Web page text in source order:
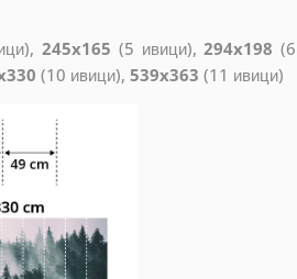
245x165 (5 ивици),294x198 (6
(10 ивици), 539x363 (11 ивици)